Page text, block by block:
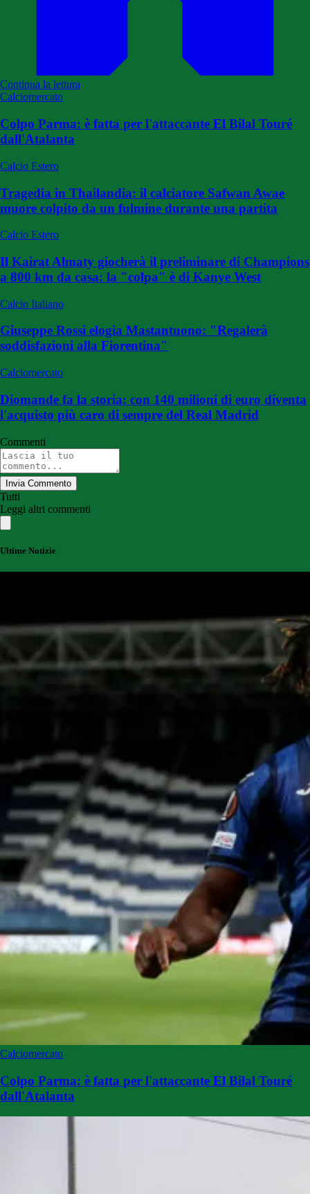
Continua la lettura
Calciomercato
Colpo Parma: è fatta per l'attaccante El Bilal Touré
dall'Atalanta
Calcio Estero
Tragedia in Thailandia: il calciatore Safwan Awae
muore colpito da un fulmine durante una partita
Calcio Estero
Il Kairat Almaty giocherà il preliminare di Champions
a 800 km da casa: la "colpa" è di Kanye West
Calcio Italiano
Giuseppe Rossi elogia Mastantuono: "Regalerà
soddisfazioni alla Fiorentina"
Calciomercato
Diomande fa la storia: con 140 milioni di euro diventa
l'acquisto più caro di sempre del Real Madrid
Commenti
Invia Commento
Tutti
Leggi altri commenti
Ultime Notizie
Calciomercato
Colpo Parma: è fatta per l'attaccante El Bilal Touré
dall'Atalanta